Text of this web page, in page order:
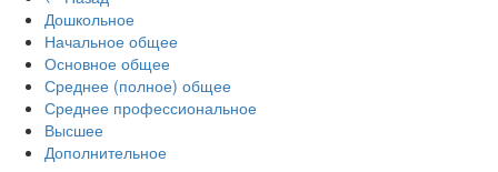
Дошкольное
Начальное общее
Основное общее
Среднее (полное) общее
Среднее профессиональное
Высшее
Дополнительное